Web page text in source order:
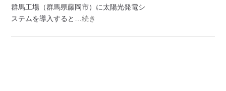
群馬工場（群馬県藤岡市）に太陽光発電シ
ステムを導入すると
…続き